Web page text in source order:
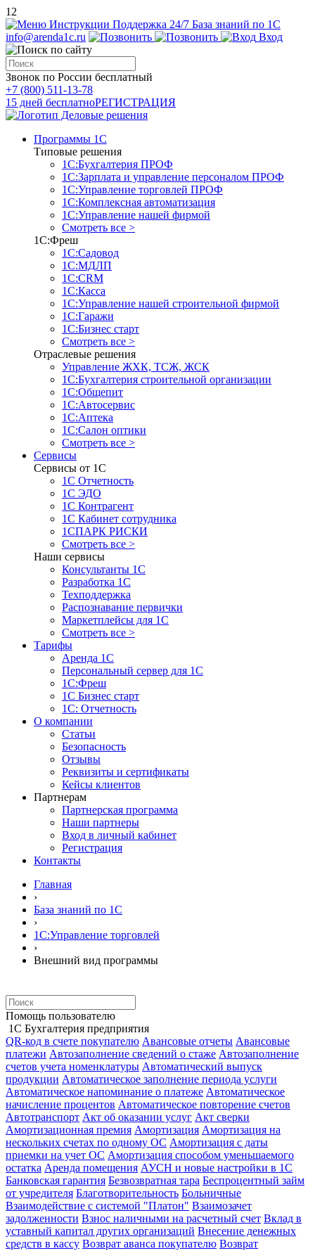
12
Инструкции Поддержка 24/7 База знаний по 1С
info@arenda1c.ru
Вход
Звонок по России бесплатный
+7 (800) 511-13-78
15 дней бесплатноРЕГИСТРАЦИЯ
Программы 1С
Типовые решения
1С:Бухгалтерия ПРОФ
1С:Зарплата и управление персоналом ПРОФ
1С:Управление торговлей ПРОФ
1С:Комплексная автоматизация
1С:Управление нашей фирмой
Смотреть все >
1С:Фреш
1С:Садовод
1С:МДЛП
1С:CRM
1С:Касса
1С:Управление нашей строительной фирмой
1С:Гаражи
1С:Бизнес старт
Смотреть все >
Отраслевые решения
Управление ЖХК, ТСЖ, ЖСК
1С:Бухгалтерия строительной организации
1С:Общепит
1С:Автосервис
1С:Аптека
1С:Салон оптики
Смотреть все >
Сервисы
Сервисы от 1С
1С Отчетность
1С ЭДО
1С Контрагент
1С Кабинет сотрудника
1СПАРК РИСКИ
Смотреть все >
Наши сервисы
Консультанты 1С
Разработка 1С
Техподдержка
Распознавание первички
Маркетплейсы для 1С
Смотреть все >
Тарифы
Аренда 1С
Персональный сервер для 1С
1С:Фреш
1С Бизнес старт
1С: Отчетность
О компании
Статьи
Безопасность
Отзывы
Реквизиты и сертификаты
Кейсы клиентов
Партнерам
Партнерская программа
Наши партнеры
Вход в личный кабинет
Регистрация
Контакты
Главная
›
База знаний по 1С
›
1С:Управление торговлей
›
Внешний вид программы
Помощь пользователю
1С Бухгалтерия предприятия
QR-код в счете покупателю Авансовые отчеты Авансовые
платежи Автозаполнение сведений о стаже Автозаполнение
счетов учета номенклатуры Автоматический выпуск
продукции Автоматическое заполнение периода услуги
Автоматическое напоминание о платеже Автоматическое
начисление процентов Автоматическое повторение счетов
Автотранспорт Акт об оказании услуг Акт сверки
Амортизационная премия Амортизация Амортизация на
нескольких счетах по одному ОС Амортизация с даты
приемки на учет ОС Амортизация способом уменьшаемого
остатка Аренда помещения АУСН и новые настройки в 1С
Банковская гарантия Безвозвратная тара Беспроцентный займ
от учредителя Благотворительность Больничные
Взаимодействие с системой "Платон" Взаимозачет
задолженности Взнос наличными на расчетный счет Вклад в
уставный капитал других организаций Внесение денежных
средств в кассу Возврат аванса покупателю Возврат